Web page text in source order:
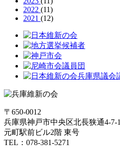
2022 (11)
2021 (12)
〒650-0012
兵庫県神戸市中央区北長狭通4-7-1
元町駅前ビル2階 東号
TEL：078-381-5271